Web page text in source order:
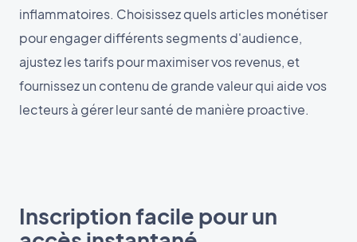
inflammatoires. Choisissez quels articles monétiser
pour engager différents segments d'audience,
ajustez les tarifs pour maximiser vos revenus, et
fournissez un contenu de grande valeur qui aide vos
lecteurs à gérer leur santé de manière proactive.
Inscription facile pour un